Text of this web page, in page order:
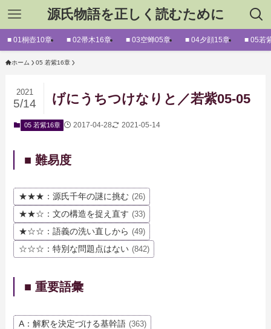
源氏物語を正しく読むために
■ 01桐壺10章 ■ 02帚木16章 ■ 03空蝉05章 ■ 04夕顔15章 ■ 05若
ホーム 05 若紫16章
げにうちつけなりと／若紫05-05
2021
5/14
05 若紫16章 2017-04-28 2021-05-14
■ 難易度
★★★：源氏千年の謎に挑む (26)
★★☆：文の構造を捉え直す (33)
★☆☆：語義の洗い直しから (49)
☆☆☆：特別な問題点はない (842)
■ 重要語彙
A：解釈を決定づける基幹語 (363)